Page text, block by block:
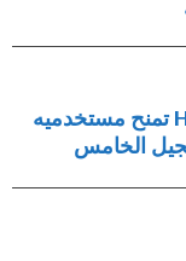
خصائص HUAWEI Mate20 X (5G) تمنح مستخدميه
الخامس